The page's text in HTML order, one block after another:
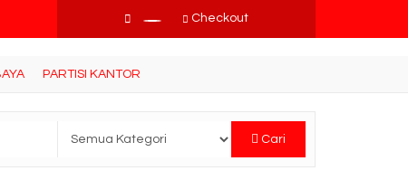
Checkout
PARTISI KANTOR
Cari